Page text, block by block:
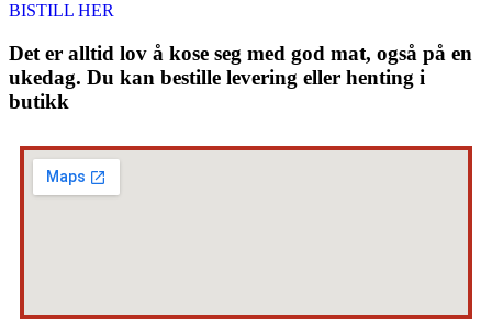
BISTILL HER
Det er alltid lov å kose seg med god mat, også på en
ukedag. Du kan bestille levering eller henting i
butikk